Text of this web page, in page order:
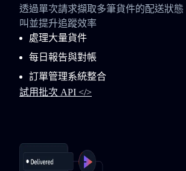
透過單次請求擷取多筆貨件的配送狀
叫並提升追蹤效率
處理大量貨件
每日報告與對帳
訂單管理系統整合
試用批次 API </>